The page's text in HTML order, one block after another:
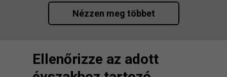
Nézzen meg többet
Ellenőrizze az adott